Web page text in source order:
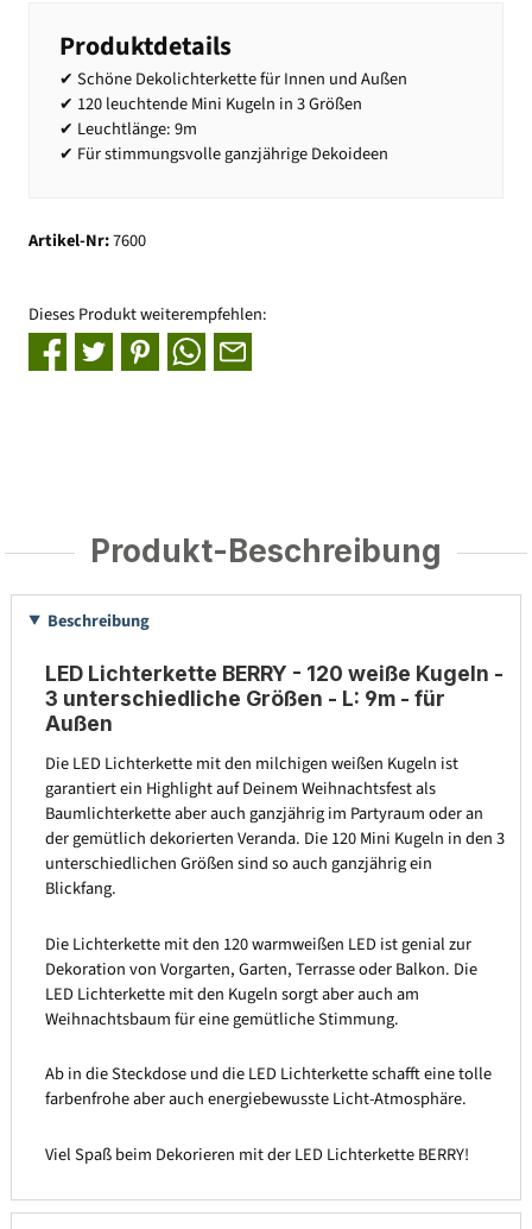
Produktdetails
✔ Schöne Dekolichterkette für Innen und Außen
✔ 120 leuchtende Mini Kugeln in 3 Größen
✔ Leuchtlänge: 9m
✔ Für stimmungsvolle ganzjährige Dekoideen
Artikel-Nr:7600
Dieses Produkt weiterempfehlen:
Produkt-Beschreibung
Beschreibung
LED Lichterkette BERRY - 120 weiße Kugeln -
3 unterschiedliche Größen - L: 9m - für
Außen
Die LED Lichterkette mit den milchigen weißen Kugeln ist
garantiert ein Highlight auf Deinem Weihnachtsfest als
Baumlichterkette aber auch ganzjährig im Partyraum oder an
der gemütlich dekorierten Veranda. Die 120 Mini Kugeln in den 3
unterschiedlichen Größen sind so auch ganzjährig ein
Blickfang.
Die Lichterkette mit den 120 warmweißen LED ist genial zur
Dekoration von Vorgarten, Garten, Terrasse oder Balkon. Die
LED Lichterkette mit den Kugeln sorgt aber auch am
Weihnachtsbaum für eine gemütliche Stimmung.
Ab in die Steckdose und die LED Lichterkette schafft eine tolle
farbenfrohe aber auch energiebewusste Licht-Atmosphäre.
Viel Spaß beim Dekorieren mit der LED Lichterkette BERRY!